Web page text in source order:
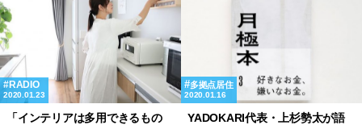
RADIO
2020.01.23
「インテリアは多用できるもの
多拠点居住
2020.01.16
YADOKARI代表・上杉勢太が語